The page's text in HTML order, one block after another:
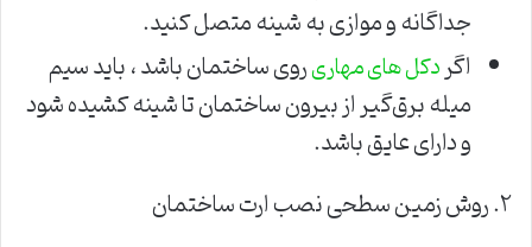
جداگانه و موازی به شینه متصل کنید.
اگردکل های مهاریروی ساختمان باشد ، باید سیم
میله برق‌گیر از بیرون ساختمان تا شینه کشیده شود
و دارای عایق باشد.
۲. روش زمین سطحی نصب ارت ساختمان